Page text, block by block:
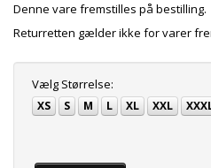
Denne vare fremstilles på bestilling.
Returretten gælder ikke for varer
Vælg Størrelse:
XS S M L XL XXL